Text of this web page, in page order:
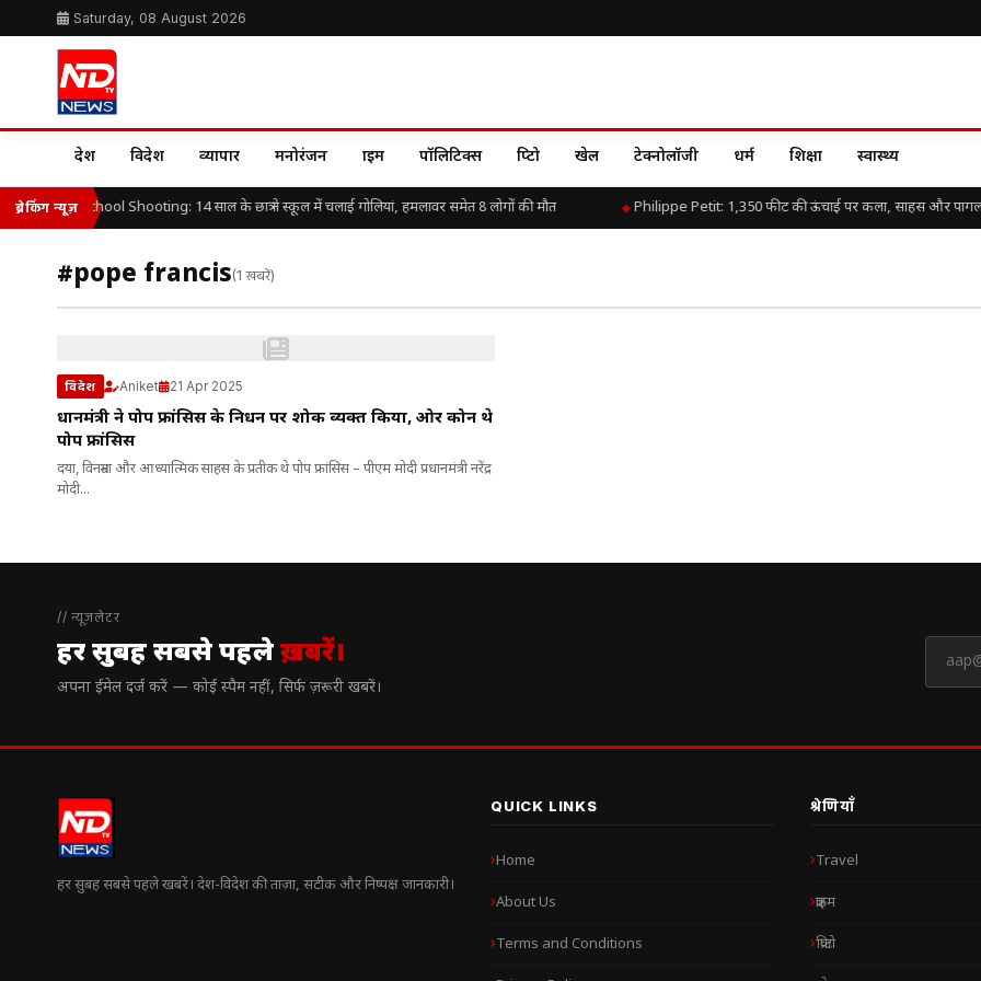
Saturday, 08 August 2026
देश विदेश व्यापार मनोरंजन क्राइम पॉलिटिक्स क्रिप्टो खेल टेक्नोलॉजी धर्म शिक्षा स्वास्थ्य
ब्रेकिंग न्यूज़
Thailand School Shooting: 14 साल के छात्र ने स्कूल में चलाई गोलियां, हमलावर समेत 8 लोगों की मौत Philippe Petit: 1,350 फीट की ऊंचाई पर कला, साहस और
#pope francis(1 खबरें)
विदेश Aniket 21 Apr 2025
प्रधानमंत्री ने पोप फ्रांसिस के निधन पर शोक व्यक्त किया, ओर कोन थे
पोप फ्रांसिस
दया, विनम्रता और आध्यात्मिक साहस के प्रतीक थे पोप फ्रांसिस – पीएम मोदी प्रधानमंत्री नरेंद्र
मोदी...
// न्यूज़लेटर
हर सुबह सबसे पहलेख़बरें।
अपना ईमेल दर्ज करें — कोई स्पैम नहीं, सिर्फ ज़रूरी खबरें।
हर सुबह सबसे पहले खबरें। देश-विदेश की ताज़ा, सटीक और निष्पक्ष जानकारी।
QUICK LINKS
Home
About Us
Terms and Conditions
श्रेणियाँ
Travel
क्राइम
क्रिप्टो